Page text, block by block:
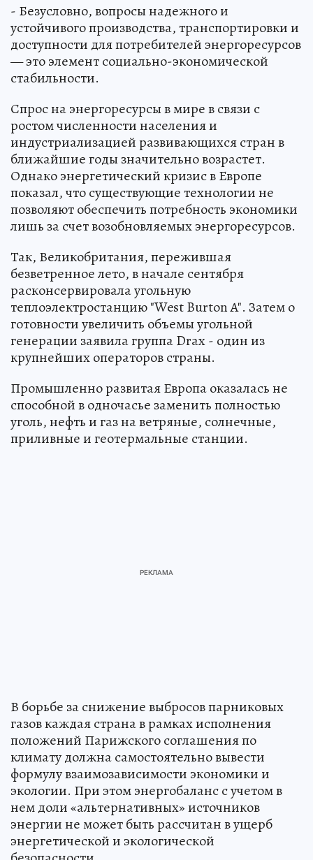
- Безусловно, вопросы надежного и
устойчивого производства, транспортировки и
доступности для потребителей энергоресурсов
— это элемент социально-экономической
стабильности.
Спрос на энергоресурсы в мире в связи с
ростом численности населения и
индустриализацией развивающихся стран в
ближайшие годы значительно возрастет.
Однако энергетический кризис в Европе
показал, что существующие технологии не
позволяют обеспечить потребность экономики
лишь за счет возобновляемых энергоресурсов.
Так, Великобритания, пережившая
безветренное лето, в начале сентября
расконсервировала угольную
теплоэлектростанцию "West Burton A". Затем о
готовности увеличить объемы угольной
генерации заявила группа Drax - один из
крупнейших операторов страны.
Промышленно развитая Европа оказалась не
способной в одночасье заменить полностью
уголь, нефть и газ на ветряные, солнечные,
приливные и геотермальные станции.
В борьбе за снижение выбросов парниковых
газов каждая страна в рамках исполнения
положений Парижского соглашения по
климату должна самостоятельно вывести
формулу взаимозависимости экономики и
экологии. При этом энергобаланс с учетом в
нем доли «альтернативных» источников
энергии не может быть рассчитан в ущерб
энергетической и экологической